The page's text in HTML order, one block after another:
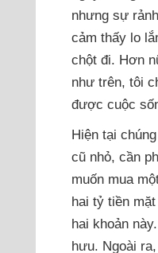
nhưng sự
cảm thấy lo
chột đi. Hơn
như trên, tôi
được cuộc
Hiện tại
cũ nhỏ, cần
muốn mua
hai tỷ tiền
hai khoản
hưu. Ngoài